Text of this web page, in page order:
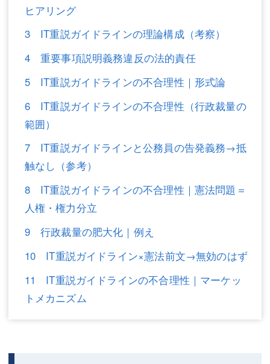
離婚（夫婦間トラブル）
企業法務
労働問題（解雇，残業等）
交通事故
不動産登記
商業登記
調査・書面作成
東京事務所 (新宿・四谷)
企業法務
労働問題（解雇，残業等）
刑事弁護
不動産登記
商業登記
調査・書面作成
債務整理
東京事務所 (新宿・四谷)
埼玉事務所 (さいたま市)
ヒアリング
3 IT重説ガイドラインの理論構成（考察）
4 重要事項説明義務違反の法的責任
5 IT重説ガイドラインの不合理性｜形式論
6 IT重説ガイドラインの不合理性（行政裁量の
範囲）
7 IT重説ガイドラインと公務員の告発義務→抵
触なし（参考）
8 IT重説ガイドラインの不合理性｜憲法問題＝
人権・権力分立
9 行政裁量の肥大化｜例え
10 IT重説ガイドライン×憲法前文→無効のはず
11 IT重説ガイドラインの不合理性｜マーケッ
トメカニズム